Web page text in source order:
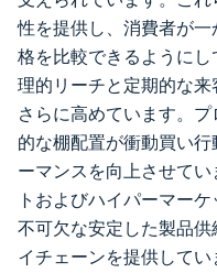
性を提供し、消費者が
格を比較できるように
理的リーチと定期的な
さらに高めています。
的な棚配置が衝動買い
ーマンスを向上させて
トおよびハイパーマー
不可欠な安定した製品
イチェーンを提供して